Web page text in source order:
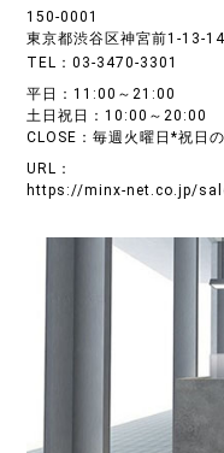
150-0001
東京都渋谷区神宮前1-13-
TEL：03-3470-3301
平日：11:00～21:00
土日祝日：10:00～20:00
CLOSE：毎週火曜日*祝日
URL：
https://minx-net.co.jp/